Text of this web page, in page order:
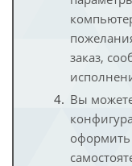
заказ,
Вы
оформить